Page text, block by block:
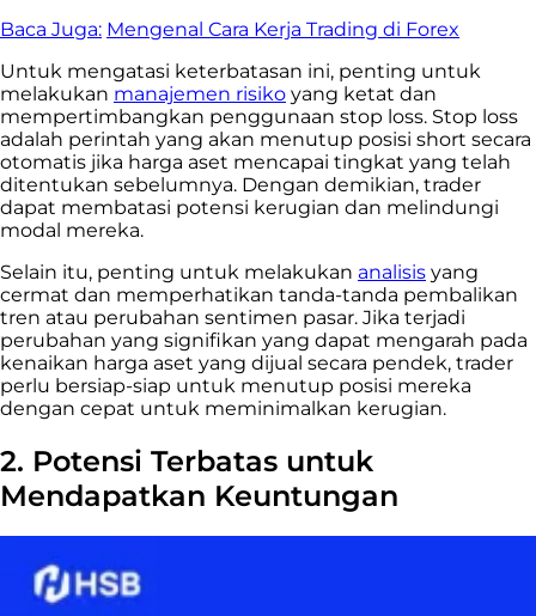
Baca Juga: Mengenal Cara Kerja Trading di Forex
Untuk mengatasi keterbatasan ini, penting untuk
melakukan manajemen risiko yang ketat dan
mempertimbangkan penggunaan stop loss. Stop loss
adalah perintah yang akan menutup posisi short secara
otomatis jika harga aset mencapai tingkat yang telah
ditentukan sebelumnya. Dengan demikian, trader
dapat membatasi potensi kerugian dan melindungi
modal mereka.
Selain itu, penting untuk melakukan analisis yang
cermat dan memperhatikan tanda-tanda pembalikan
tren atau perubahan sentimen pasar. Jika terjadi
perubahan yang signifikan yang dapat mengarah pada
kenaikan harga aset yang dijual secara pendek, trader
perlu bersiap-siap untuk menutup posisi mereka
dengan cepat untuk meminimalkan kerugian.
2. Potensi Terbatas untuk
Mendapatkan Keuntungan